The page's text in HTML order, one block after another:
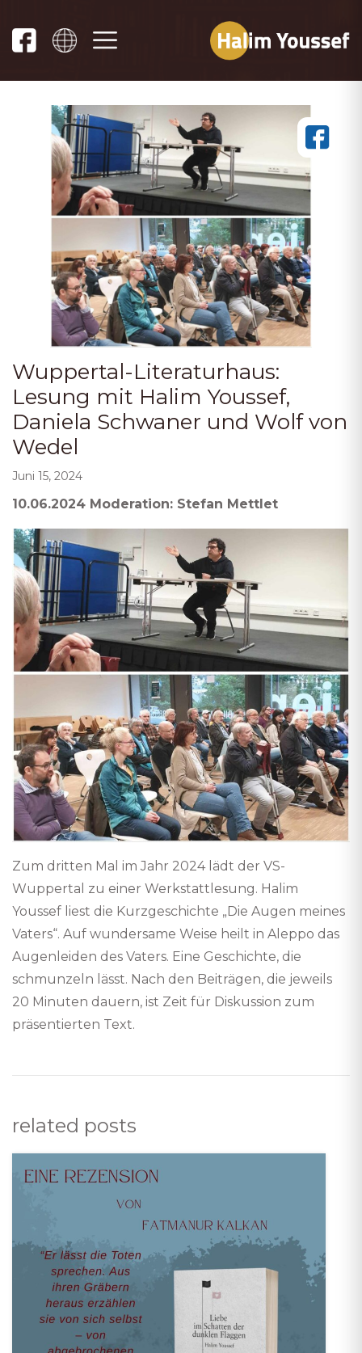
Wuppertal-Literaturhaus:
Lesung mit Halim Youssef,
Daniela Schwaner und Wolf von
Wedel
Juni 15, 2024
10.06.2024 Moderation: Stefan Mettlet
Zum dritten Mal im Jahr 2024 lädt der VS-
Wuppertal zu einer Werkstattlesung. Halim
Youssef liest die Kurzgeschichte „Die Augen meines
Vaters“. Auf wundersame Weise heilt in Aleppo das
Augenleiden des Vaters. Eine Geschichte, die
schmunzeln lässt. Nach den Beiträgen, die jeweils
20 Minuten dauern, ist Zeit für Diskussion zum
präsentierten Text.
related posts